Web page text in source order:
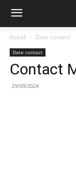
Acasă Date contact
Date contact
Contact
29/09/2024